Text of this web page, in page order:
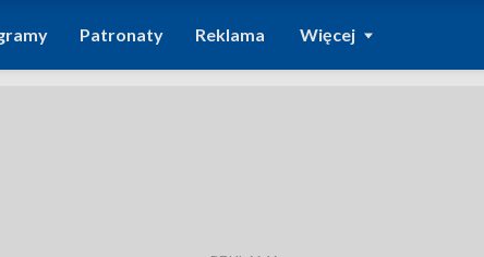
Patronaty Reklama Więcej